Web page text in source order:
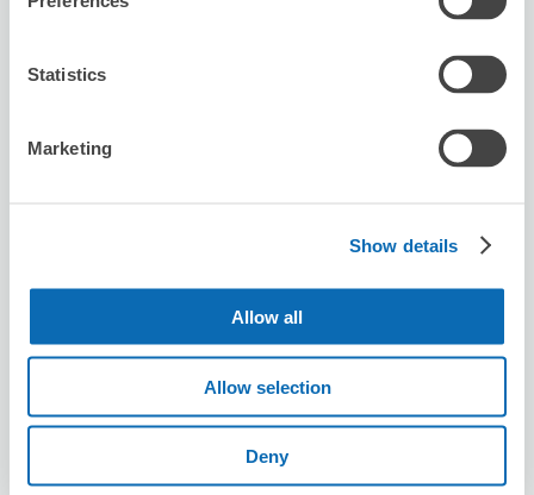
Statistics
Marketing
Show details
Allow all
Allow selection
Deny
行李箱尺寸
8/13四
09:00〜05:30
4.0★★★★★
★★★★★1 則評論